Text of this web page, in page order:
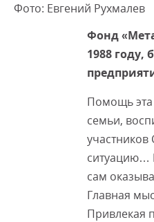
Фото: Евгений Рухмалев
Фонд
1988 году,
Помощь эта
семьи,
ситуацию…
сам
Главная
Привлекая